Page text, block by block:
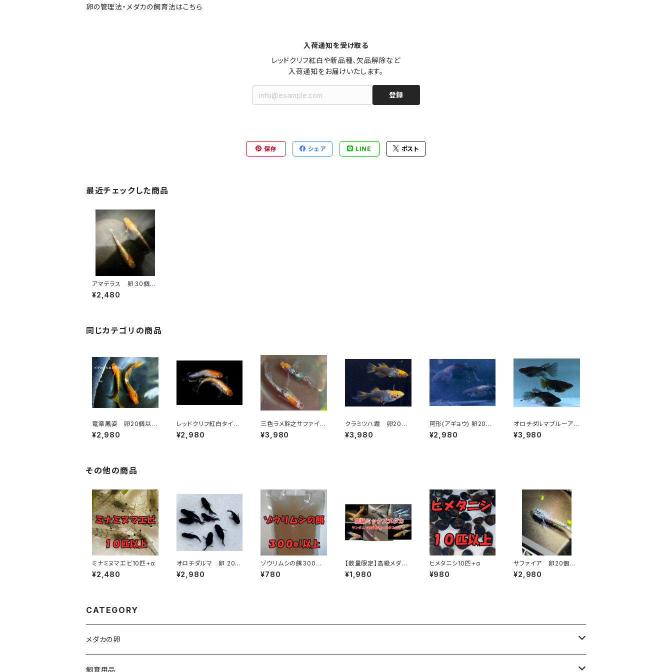
卵の管理法・メダカの飼育法はこちら
入荷通知を受け取る
レッドクリフ紅白や新品種、欠品解除など
入荷通知をお届けいたします。
登録
保存 シェア LINE ポスト
最近チェックした商品
アマテラス 卵３０個＋
保証１０個以上
¥2,480
同じカテゴリの商品
竜章鳳姿 卵20個以上
【極上種親使用】
¥2,980
レッドクリフ紅白タイプ
卵20個以上＋α【極上
種親使用】
¥2,980
三色ラメ幹之サファイア
系リアルロングフィン
卵20個以上
¥3,980
クラミツハ霞 卵20個
以上
¥3,980
阿形(アギョウ) 卵20個
以上＋α【極上種親使
用】
¥2,980
オロチダルマブルーアイ
(ヒレ長血統) 卵20個
以上
¥3,980
その他の商品
ミナミヌマエビ10匹+α
¥2,480
オロチダルマ 卵 20個
以上
¥2,980
ゾウリムシの餌300ml
以上
¥780
【数量限定】高級メダカ
卵ミックス20個以上（ラ
ンダムで複数品種の卵
¥1,980
ヒメタニシ10匹+α
¥980
サファイア 卵20個＋
α（本家静楽庵血統）
¥2,980
CATEGORY
メダカの卵
人気品種
飼育用品